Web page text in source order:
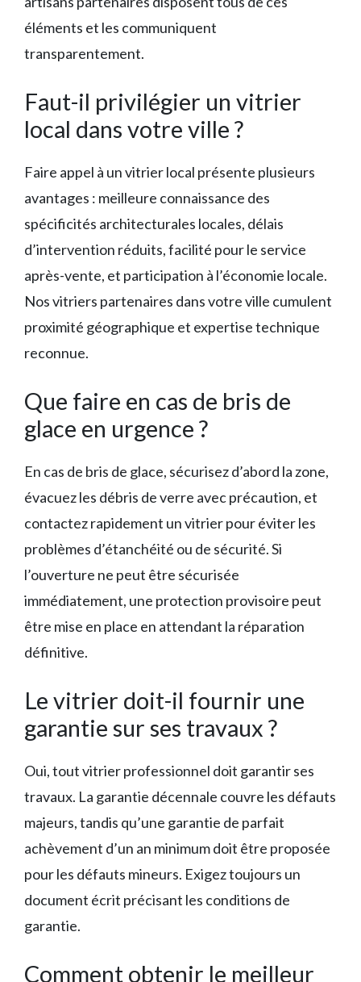
éléments et les communiquent
transparentement.
Faut-il privilégier un vitrier
local dans votre ville ?
Faire appel à un vitrier local présente plusieurs
avantages : meilleure connaissance des
spécificités architecturales locales, délais
d’intervention réduits, facilité pour le service
après-vente, et participation à l’économie locale.
Nos vitriers partenaires dans votre ville cumulent
proximité géographique et expertise technique
reconnue.
Que faire en cas de bris de
glace en urgence ?
En cas de bris de glace, sécurisez d’abord la zone,
évacuez les débris de verre avec précaution, et
contactez rapidement un vitrier pour éviter les
problèmes d’étanchéité ou de sécurité. Si
l’ouverture ne peut être sécurisée
immédiatement, une protection provisoire peut
être mise en place en attendant la réparation
définitive.
Le vitrier doit-il fournir une
garantie sur ses travaux ?
Oui, tout vitrier professionnel doit garantir ses
travaux. La garantie décennale couvre les défauts
majeurs, tandis qu’une garantie de parfait
achèvement d’un an minimum doit être proposée
pour les défauts mineurs. Exigez toujours un
document écrit précisant les conditions de
garantie.
Comment obtenir le meilleur